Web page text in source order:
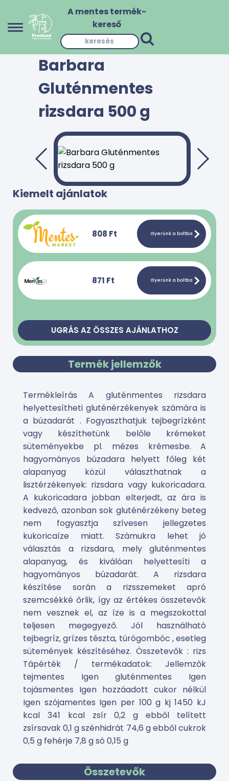
A mentes termék-
kereső
Barbara
Gluténmentes
rizsdara 500 g
Kiemelt ajánlatok
808 Ft Gyerünk a boltba
871 Ft Gyerünk a boltba
UGRÁS AZ ÖSSZES AJÁNLATHOZ
Termék jellemzők
Termékleírás A gluténmentes rizsdara
helyettesítheti gluténérzékenyek számára is
a búzadarát . Fogyaszthatjuk tejbegrízként
vagy készíthetünk belőle krémeket
süteményekbe pl. mézes krémesbe. A
hagyományos búzadara helyett főleg két
alapanyag közül választhatnak a
lisztérzékenyek: rizsdara vagy kukoricadara.
A kukoricadara jobban elterjedt, az ára is
kedvező, azonban sok gluténérzékeny beteg
nem fogyasztja szívesen jellegzetes
kukoricaíze miatt. Számukra lehet jó
választás a rizsdara, mely gluténmentes
alapanyag, és kiválóan helyettesíti a
hagyományos búzadarát. A rizsdara
készítése során a rizsszemeket apró
szemcsékké őrlik, így az értékes összetevők
nem vesznek el, az íze is a megszokottal
teljesen megegyező. Jól használható
tejbegríz, grízes tészta, túrógombóc , esetleg
sütemények készítéséhez. Összetevők : rizs
Tápérték / termékadatok: Jellemzők
tejmentes Igen gluténmentes Igen
tojásmentes Igen hozzáadott cukor nélkül
Igen szójamentes Igen per 100 g kj 1450 kJ
kcal 341 kcal zsír 0,2 g ebből telített
zsírsavak 0,1 g szénhidrát 74,6 g ebből cukrok
0,5 g fehérje 7,8 g só 0,15 g
Összetevők